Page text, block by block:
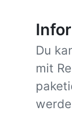
Du
mit